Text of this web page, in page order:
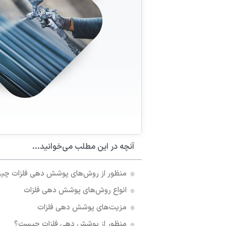
آنچه در این مطلب می‌خوانید...
منظور از روش‌های پوشش دهی فلزات
انواع روش‌های پوشش‌ دهی فلزات
مزیت‌های پوشش‌ دهی فلزات